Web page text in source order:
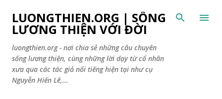
Chuyển đến nội dung chính
LUONGTHIEN.ORG | SỐNG
LƯƠNG THIỆN VỚI ĐỜI
luongthien.org - nơi chia sẻ những câu chuyên
sống lương thiện, cùng những lời dạy từ cổ nhân
xưa qua các tác giả nổi tiếng hiện tại như cụ
Nguyễn Hiến Lê,...